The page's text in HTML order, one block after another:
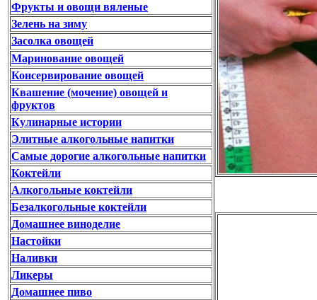
Фрукты и овощи вяленые
Зелень на зиму
Засолка овощей
Маринование овощей
Консервирование овощей
Квашение (мочение) овощей и
фруктов
Кулинарные истории
Элитные алкогольные напитки
Самые дорогие алкогольные напитки
Коктейли
Алкогольные коктейли
Безалкогольные коктейли
Домашнее виноделие
Настойки
Наливки
Ликеры
Домашнее пиво